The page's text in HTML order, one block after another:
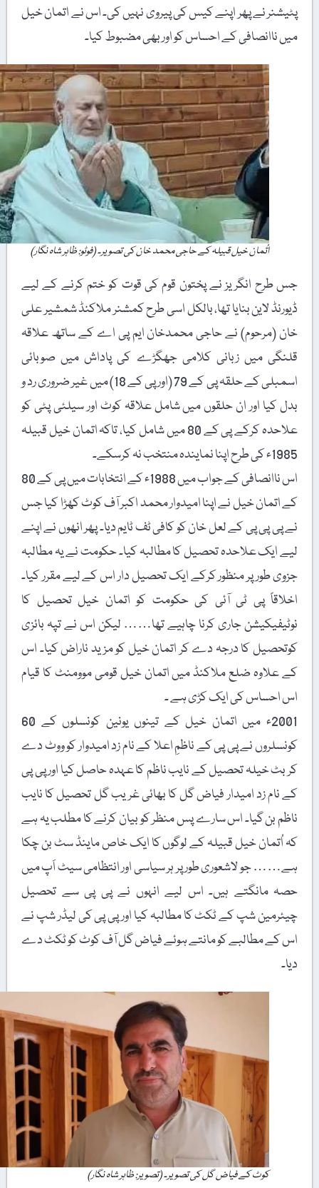
پٹیشنر نے پھر اپنے کیس کی پیروی نہیں کی۔ اس نے اتمان خیل
میں ناانصافی کے احساس کو اور بھی مضبوط کیا۔
اُتمان خیل قبیلہ کے حاجی محمد خان کی تصویر۔ (فوٹو: ظاہر شاہ نگار)
جس طرح انگریز نے پختون قوم کی قوت کو ختم کرنے کے لیے
ڈیورنڈ لاین بنایا تھا، بالکل اسی طرح کمشنر ملاکنڈ شمشیر علی
خان (مرحوم) نے حاجی محمدخان ایم پی اے کے ساتھ علاقہ
قلنگی میں زبانی کلامی جھگڑے کی پاداش میں صوبائی
اسمبلی کے حلقہ پی کے 79 (اور پی کے 18) میں غیر ضروری رد و
بدل کیا اور ان حلقوں میں شامل علاقہ کوٹ اور سیلئی پٹی کو
علاحدہ کرکے پی کے 80 میں شامل کیا، تاکہ اتمان خیل قبیلہ
1985ء کی طرح اپنا نمایندہ منتخب نہ کرسکے۔
اس ناانصافی کے جواب میں 1988ء کے انتخابات میں پی کے 80
کے اتمان خیل نے اپنا امیدوار محمد اکبر آف کوٹ کھڑا کیا جس
نے پی پی پی کے لعل خان کو کافی ٹف ٹایم دیا۔ پھر انھوں نے اپنے
لیے ایک علاحدہ تحصیل کا مطالبہ کیا۔ حکومت نے یہ مطالبہ
جزوی طورپر منظور کرکے ایک تحصیل دار اس کے لیے مقرر کیا۔
اخلاقاً پی ٹی آئی کی حکومت کو اتمان خیل تحصیل کا
نوٹیفیکیشن جاری کرنا چاہیے تھا…… لیکن اس نے تپہ بائزی
کوتحصیل کا درجہ دے کر اتمان خیل کو مزید ناراض کیا۔ اس
کے علاوہ ضلع ملاکنڈ میں اتمان خیل قومی موومنٹ کا قیام
اس احساس کی ایک کڑی ہے ۔
2001ء میں اتمان خیل کے تینوں یونین کونسلوں کے 60
کونسلروں نے پی پی کے ناظمِ اعلا کے نام زد امیدوار کو ووٹ دے
کر بٹ خیلہ تحصیل کے نایب ناظم کا عہدہ حاصل کیا اور پی پی
کے نام زد امیدار فیاض گل کا بھائی غریب گل تحصیل کا نایب
ناظم بن گیا۔ اس سارے پس منظر کو بیان کرنے کا مطلب یہ ہے
کہ اُتمان خیل قبیلہ کے لوگوں کا ایک خاص ماینڈ سٹ بن چکا
ہے…… جو لاشعوری طور پر ہر سیاسی اور انتظامی سیٹ اَپ میں
حصہ مانگتے ہیں۔ اس لیے انہوں نے پی پی سے تحصیل
چیئرمین شپ کے ٹکٹ کا مطالبہ کیا اور پی پی کی لیڈر شپ نے
اس کے مطالبے کو مانتے ہوئے فیاض گل آف کوٹ کو ٹکٹ دے
دیا۔
کوٹ کے فیاض گل کی تصویر۔ (تصویر: ظاہر شاہ نگار)